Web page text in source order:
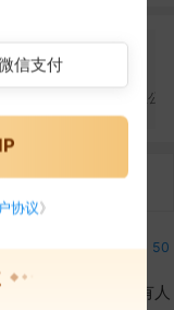
业
蔡 蔡继辉
旭盛国际控股有限公司
25 50
作为受益所有人
信支付
协议》